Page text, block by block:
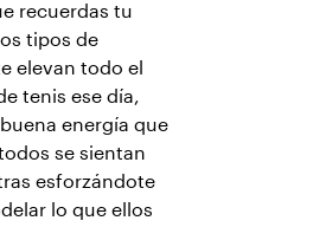
recuerdas tu
tipos de
elevan todo el
tenis ese día,
energía que
se sientan
esforzándote
lo que ellos